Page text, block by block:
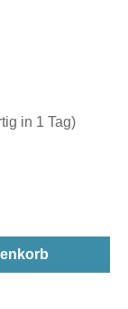
in 1 Tag)